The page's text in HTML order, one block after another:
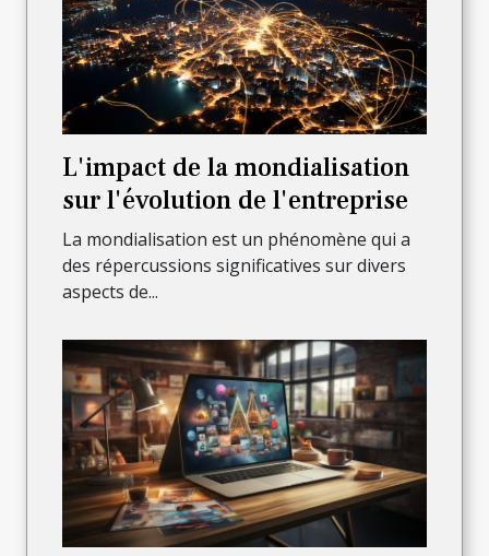
L'impact de la mondialisation
sur l'évolution de l'entreprise
La mondialisation est un phénomène qui a
des répercussions significatives sur divers
aspects de...